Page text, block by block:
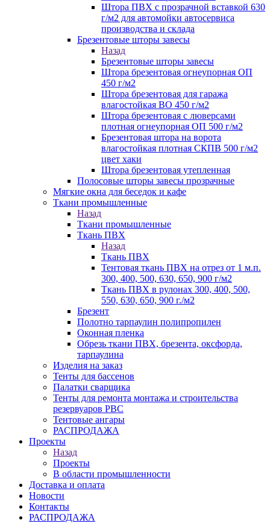
Штора ПВХ с прозрачной вставкой 630
г/м2 для автомойки автосервиса
производства и склада
Брезентовые шторы завесы
Назад
Брезентовые шторы завесы
Штора брезентовая огнеупорная ОП
450 г/м2
Штора брезентовая для гаража
влагостойкая ВО 450 г/м2
Штора брезентовая с люверсами
плотная огнеупорная ОП 500 г/м2
Брезентовая штора на ворота
влагостойкая плотная СКПВ 500 г/м2
цвет хаки
Штора брезентовая утепленная
Полосовые шторы завесы прозрачные
Мягкие окна для беседок и кафе
Ткани промышленные
Назад
Ткани промышленные
Ткань ПВХ
Назад
Ткань ПВХ
Тентовая ткань ПВХ на отрез от 1 м.п.
300, 400, 500, 630, 650, 900 г/м2
Ткань ПВХ в рулонах 300, 400, 500,
550, 630, 650, 900 г./м2
Брезент
Полотно тарпаулин полипропилен
Оконная пленка
Обрезь ткани ПВХ, брезента, оксфорда,
тарпаулина
Изделия на заказ
Тенты для бассенов
Палатки сварщика
Тенты для ремонта монтажа и строительства
резервуаров РВС
Тентовые ангары
РАСПРОДАЖА
Проекты
Назад
Проекты
В области промышленности
Доставка и оплата
Новости
Контакты
РАСПРОДАЖА